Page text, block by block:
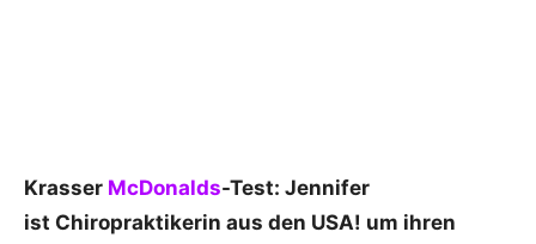
Krasser McDonalds-Test: Jennifer
ist Chiropraktikerin aus den USA! um ihren